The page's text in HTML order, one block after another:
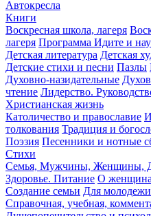
Автокресла
Книги
Воскресная школа, лагеря
лагеря Программа Идите и
Детская литература Детская
Детские стихи и песни Пазлы
Духовно-назидательные
чтение Лидерство.
Христианская жизнь
Католичество и православие
толкования Традиция и
Поэзия Песенники и нотные
Стихи
Семья, Мужчины, Женщины,
Здоровье. Питание О
Создание семьи Для молодежи
Справочная, учебная,